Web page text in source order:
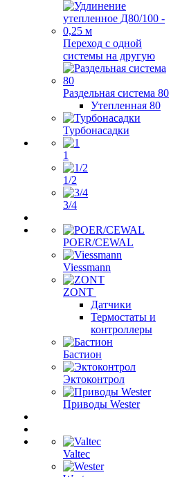
Переход с одной
системы на другую
Раздельная система 80
Утепленная 80
Турбонасадки
1
1/2
3/4
POER/CEWAL
Viessmann
ZONT
Датчики
Термостаты и
контроллеры
Бастион
Эктоконтрол
Приводы Wester
Valtec